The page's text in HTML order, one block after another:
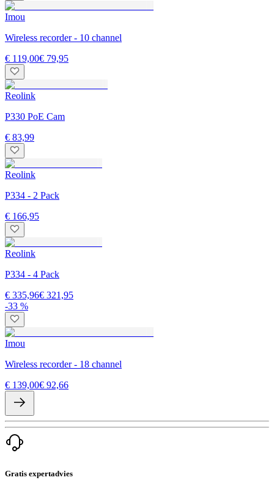
Imou
Wireless recorder - 10 channel
€ 119,00€ 79,95
Reolink
P330 PoE Cam
€ 83,99
Reolink
P334 - 2 Pack
€ 166,95
Reolink
P334 - 4 Pack
€ 335,96€ 321,95
-33 %
Imou
Wireless recorder - 18 channel
€ 139,00€ 92,66
Gratis expertadvies